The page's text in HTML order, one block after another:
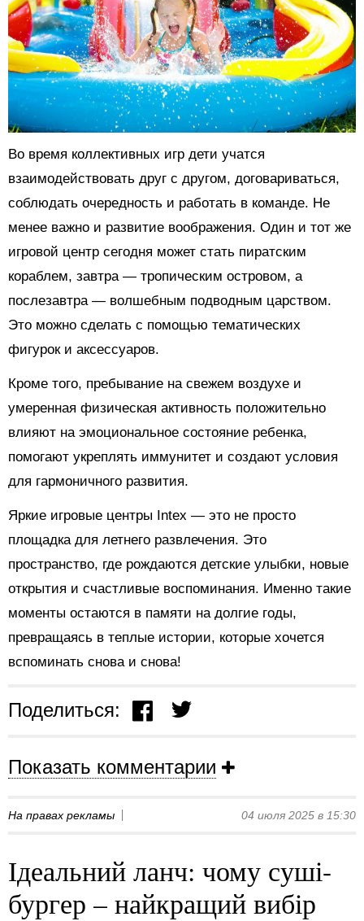
Во время коллективных игр дети учатся
взаимодействовать друг с другом, договариваться,
соблюдать очередность и работать в команде. Не
менее важно и развитие воображения. Один и тот же
игровой центр сегодня может стать пиратским
кораблем, завтра — тропическим островом, а
послезавтра — волшебным подводным царством.
Это можно сделать с помощью тематических
фигурок и аксессуаров.
Кроме того, пребывание на свежем воздухе и
умеренная физическая активность положительно
влияют на эмоциональное состояние ребенка,
помогают укреплять иммунитет и создают условия
для гармоничного развития.
Яркие игровые центры Intex — это не просто
площадка для летнего развлечения. Это
пространство, где рождаются детские улыбки, новые
открытия и счастливые воспоминания. Именно такие
моменты остаются в памяти на долгие годы,
превращаясь в теплые истории, которые хочется
вспоминать снова и снова!
Поделиться:
Показать комментарии
На правах рекламы 04 июля 2025 в 15:30
Ідеальний ланч: чому суші-
бургер – найкращий вибір